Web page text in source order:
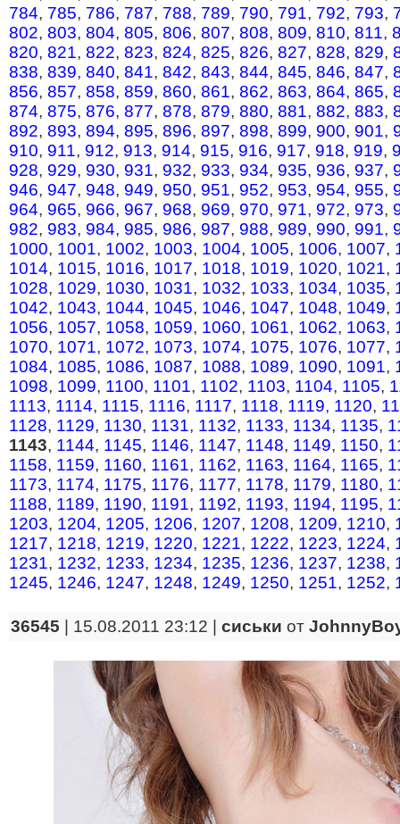
784, 785, 786, 787, 788, 789, 790, 791, 792, 793,
802, 803, 804, 805, 806, 807, 808, 809, 810, 811,
820, 821, 822, 823, 824, 825, 826, 827, 828, 829,
838, 839, 840, 841, 842, 843, 844, 845, 846, 847,
856, 857, 858, 859, 860, 861, 862, 863, 864, 865,
874, 875, 876, 877, 878, 879, 880, 881, 882, 883,
892, 893, 894, 895, 896, 897, 898, 899, 900, 901,
910, 911, 912, 913, 914, 915, 916, 917, 918, 919,
928, 929, 930, 931, 932, 933, 934, 935, 936, 937,
946, 947, 948, 949, 950, 951, 952, 953, 954, 955,
964, 965, 966, 967, 968, 969, 970, 971, 972, 973,
982, 983, 984, 985, 986, 987, 988, 989, 990, 991,
1000, 1001, 1002, 1003, 1004, 1005, 1006, 1007,
1014, 1015, 1016, 1017, 1018, 1019, 1020, 1021,
1028, 1029, 1030, 1031, 1032, 1033, 1034, 1035,
1042, 1043, 1044, 1045, 1046, 1047, 1048, 1049,
1056, 1057, 1058, 1059, 1060, 1061, 1062, 1063,
1070, 1071, 1072, 1073, 1074, 1075, 1076, 1077,
1084, 1085, 1086, 1087, 1088, 1089, 1090, 1091,
1098, 1099, 1100, 1101, 1102, 1103, 1104, 1105,
1113, 1114, 1115, 1116, 1117, 1118, 1119, 1120,
1128, 1129, 1130, 1131, 1132, 1133, 1134, 1135,
1143, 1144, 1145, 1146, 1147, 1148, 1149, 1150,
1158, 1159, 1160, 1161, 1162, 1163, 1164, 1165,
1173, 1174, 1175, 1176, 1177, 1178, 1179, 1180,
1188, 1189, 1190, 1191, 1192, 1193, 1194, 1195,
1203, 1204, 1205, 1206, 1207, 1208, 1209, 1210,
1217, 1218, 1219, 1220, 1221, 1222, 1223, 1224,
1231, 1232, 1233, 1234, 1235, 1236, 1237, 1238,
1245, 1246, 1247, 1248, 1249, 1250, 1251, 1252,
36545 | 15.08.2011 23:12 | сиськи от